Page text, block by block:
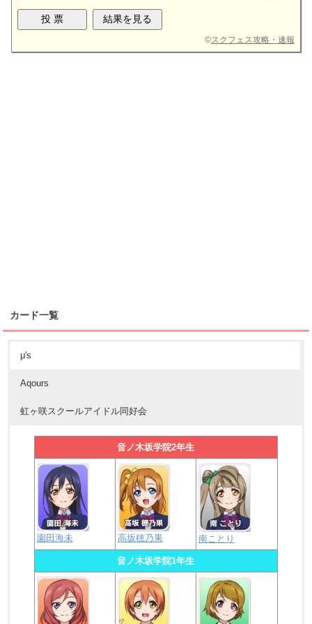
©スクフェス攻略・速報
カード一覧
μ's
Aqours
虹ヶ咲スクールアイドル同好会
音ノ木坂学院2年生
園田海未 高坂穂乃果 南ことり
音ノ木坂学院1年生